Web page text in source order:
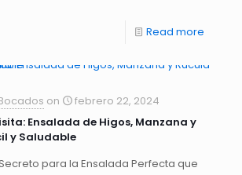
Read more
on
febrero 22, 2024
Ensalada de Higos, Manzana y
y Saludable
para la Ensalada Perfecta que